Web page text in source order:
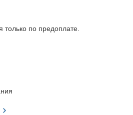
только по предоплате.